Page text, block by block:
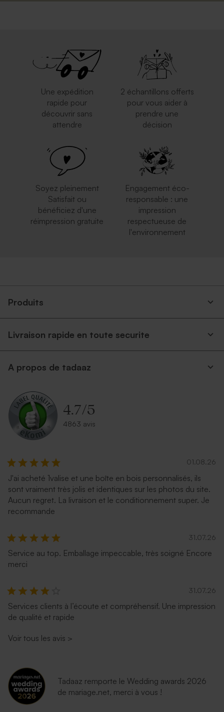
Enveloppe crème rectangle
Enveloppe rouge
Enveloppe mariage rouille
Enveloppe mariage
terracotta
Enveloppe couleur bleu nuit
Enveloppe mariage lavande
Une expédition
rapide pour
découvrir sans
attendre
2 échantillons offerts
pour vous aider à
prendre une
décision
Soyez pleinement
Satisfait ou
bénéficiez d'une
réimpression gratuite
Engagement éco-
responsable : une
impression
respectueuse de
l'environnement
Produits
Livraison rapide en toute securite
A propos de tadaaz
4.7/5
4863 avis
01.08.26
J'ai acheté 1valise et une boîte en bois personnalisés, ils
sont vraiment très jolis et identiques sur les photos du site.
Aucun regret. La livraison et le conditionnement super. Je
recommande
31.07.26
Service au top. Emballage impeccable, très soigné Encore
merci
31.07.26
Services clients à l’écoute et compréhensif. Une impression
de qualité et rapide
Voir tous les avis >
Tadaaz remporte le Wedding awards 2026
de mariage.net, merci à vous !